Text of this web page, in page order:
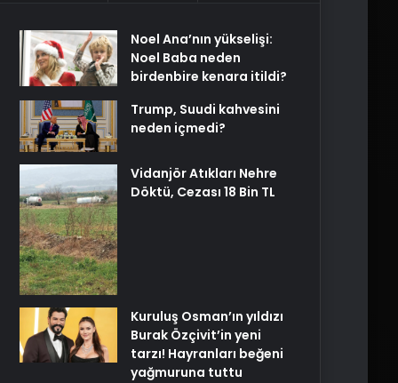
Noel Ana’nın yükselişi:
Noel Baba neden
birdenbire kenara itildi?
Trump, Suudi kahvesini
neden içmedi?
Vidanjör Atıkları Nehre
Döktü, Cezası 18 Bin TL
Kuruluş Osman’ın yıldızı
Burak Özçivit’in yeni
tarzı! Hayranları beğeni
yağmuruna tuttu